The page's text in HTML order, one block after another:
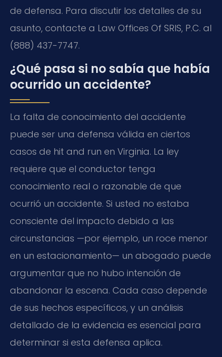
de defensa. Para discutir los detalles de su
asunto, contacte a Law Offices Of SRIS, P.C. al
(888) 437-7747.
¿Qué pasa si no sabía que había
ocurrido un accidente?
La falta de conocimiento del accidente
puede ser una defensa válida en ciertos
casos de hit and run en Virginia. La ley
requiere que el conductor tenga
conocimiento real o razonable de que
ocurrió un accidente. Si usted no estaba
consciente del impacto debido a las
circunstancias —por ejemplo, un roce menor
en un estacionamiento— un abogado puede
argumentar que no hubo intención de
abandonar la escena. Cada caso depende
de sus hechos específicos, y un análisis
detallado de la evidencia es esencial para
determinar si esta defensa aplica.